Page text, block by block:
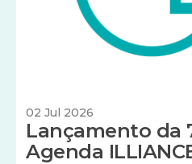
02 Jul 2026
Lançamento da
Agenda